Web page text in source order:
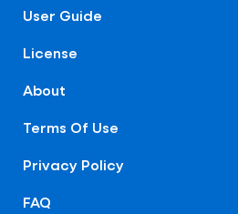
User Guide
License
About
Terms Of Use
Privacy Policy
FAQ